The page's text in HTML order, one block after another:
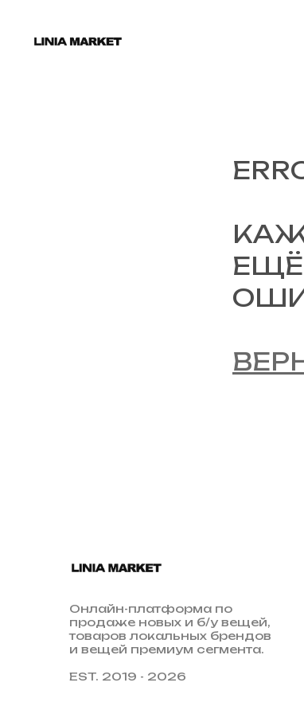
ЕЩЁ
Онлайн-платформа по
продаже новых и б/у вещей,
товаров локальных брендов
и вещей премиум сегмента.
EST. 2019 - 2026